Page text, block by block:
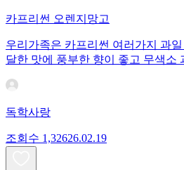
카프리썬 오렌지망고
우리가족은 카프리썬 여러가지 과
달한 맛에 풍부한 향이 좋고 무색소
독학사랑
조회수 1,32626.02.19